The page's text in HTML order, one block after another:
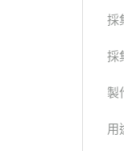
採
採
製
用